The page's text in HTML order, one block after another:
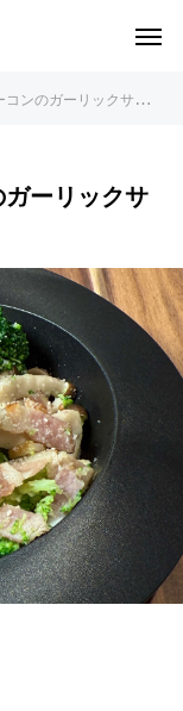
のガーリックサラダ
ーリックサ